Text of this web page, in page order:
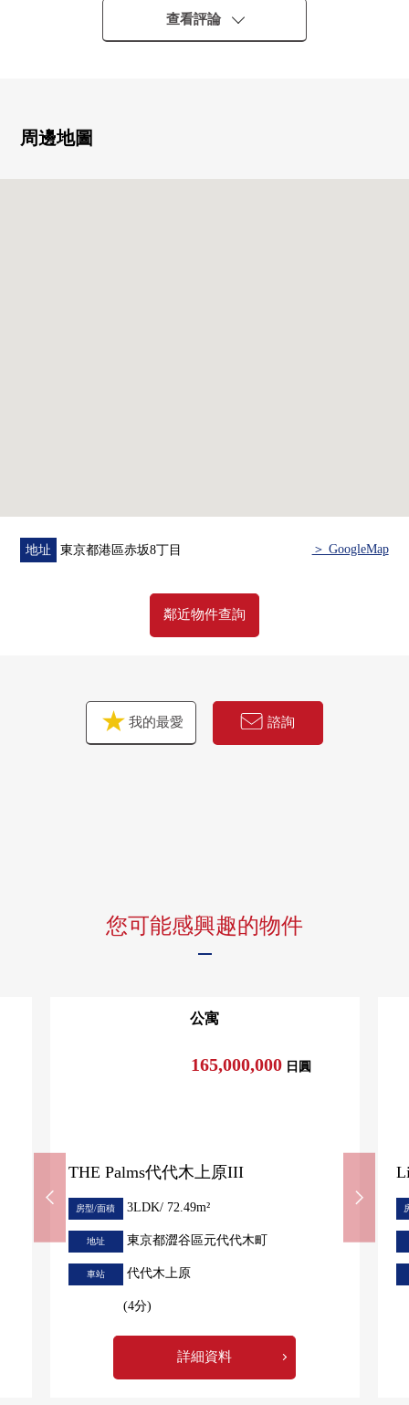
0 走廊部分的收納，WIC收納豐富
成)━━━━━━━━━━━・・・・
0 有konshierujiesabisu
0 像飯店的內走廊設計
查看評論
周邊地圖
地址 東京都港區赤坂8丁目 ＞ GoogleMap
鄰近物件查詢
我的最愛 諮詢
您可能感興趣的物件
公寓
THE Palms代代木上原III
165,000,000 日圓
房型/面積 3LDK/ 72.49m²
地址 東京都澀谷區元代代木町
車站 代代木上原
(4分)
詳細資料